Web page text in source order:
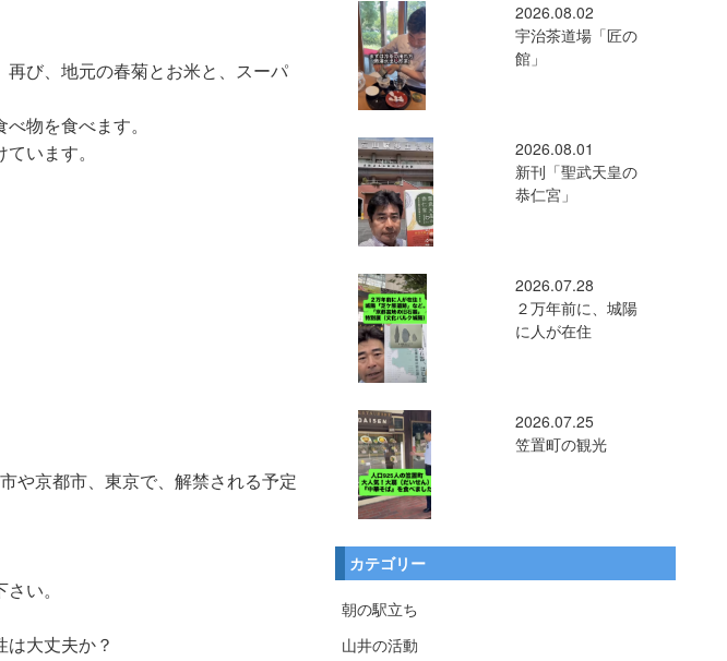
び、地元の春菊とお米と、スーパ
物を食べます。
います。
や京都市、東京で、解禁される予定
い。
は大丈夫か？
2026.08.02
宇治茶道場「匠の
館」
2026.08.01
新刊「聖武天皇の
恭仁宮」
2026.07.28
２万年前に、城陽
に人が在住
2026.07.25
笠置町の観光
カテゴリー
朝の駅立ち
山井の活動